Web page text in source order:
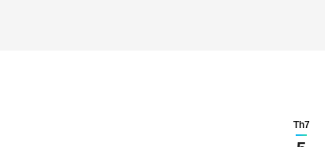
Th7